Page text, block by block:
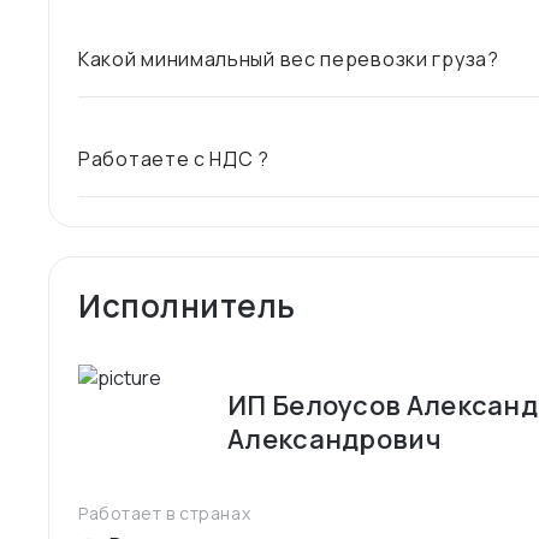
Какой минимальный вес перевозки груза?
Работаете с НДС ?
Исполнитель
ИП Белоусов
Александрович
Работает в странах